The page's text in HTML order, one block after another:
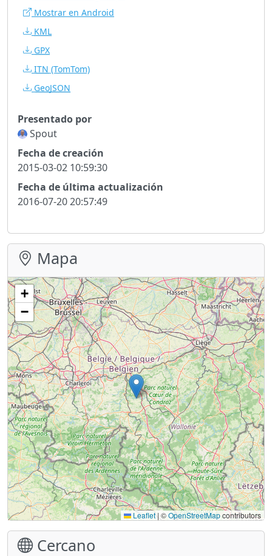
Mostrar en Android
KML
GPX
ITN (TomTom)
GeoJSON
Presentado por
Spout
Fecha de creación
2015-03-02 10:59:30
Fecha de última actualización
2016-07-20 20:57:49
Mapa
+
−
Leaflet| ©OpenStreetMapcontributors
Cercano